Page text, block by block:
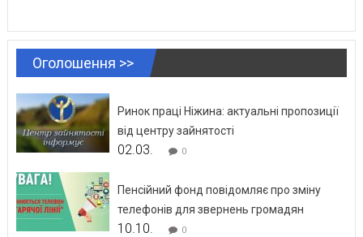
Оголошення >>
Ринок праці Ніжина: актуальні пропозиції
від центру зайнятості
02.03. 0
Пенсійний фонд повідомляє про зміну
телефонів для звернень громадян
10.10. 0